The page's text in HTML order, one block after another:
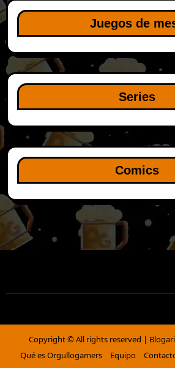
Juegos de
Series
Comics
Copyright © All rights reserved |
Qué es Orgullogamers
Equipo